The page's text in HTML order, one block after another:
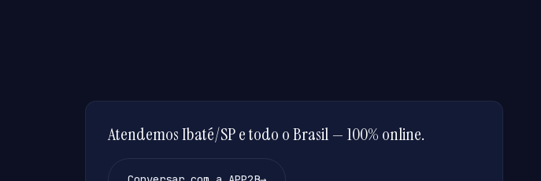
Atendemos Ibaté/SP e todo o Brasil — 100% online.